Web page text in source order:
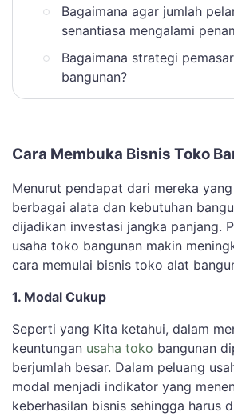
Bagaimana agar jumlah
senantiasa mengalami
Bagaimana strategi
bangunan?
Cara Membuka Bisnis Toko
Menurut pendapat dari mereka
berbagai alata dan kebutuhan
dijadikan investasi jangka panjang.
usaha toko bangunan makin
cara memulai bisnis toko alat
1. Modal Cukup
Seperti yang Kita ketahui, dalam
keuntungan usaha toko bangunan
berjumlah besar. Dalam peluang
modal menjadi indikator yang
keberhasilan bisnis sehingga harus